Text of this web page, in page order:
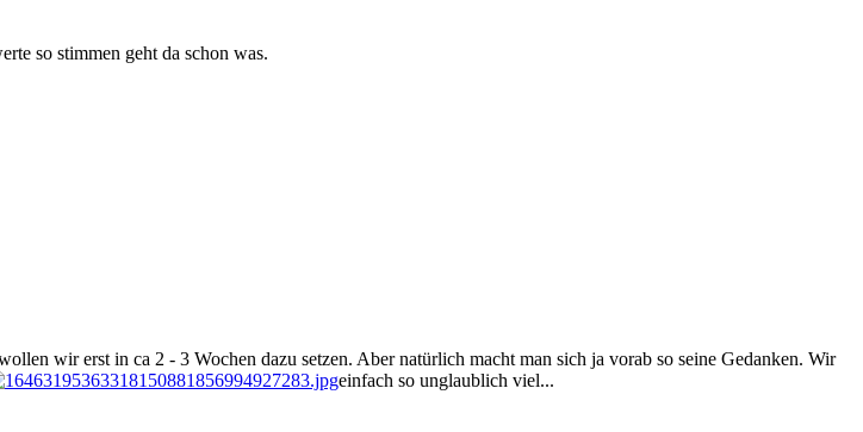
so stimmen geht da schon was.
wir erst in ca 2 - 3 Wochen dazu setzen. Aber natürlich macht man sich ja vorab so seine Gedanken. Wir
einfach so unglaublich viel...